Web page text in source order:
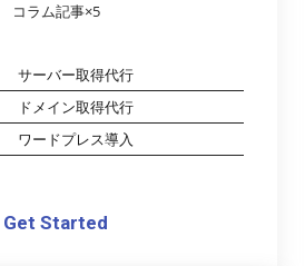
コラム記事×5
サーバー取得代行
ドメイン取得代行
ワードプレス導入
Get Started